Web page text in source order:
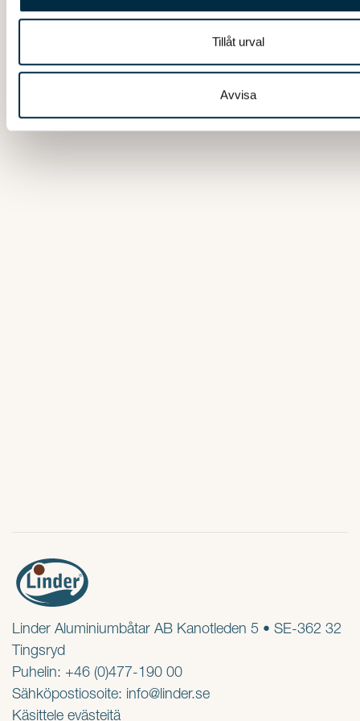
Tillåt urval
Avvisa
Linder Aluminiumbåtar AB Kanotleden 5 • SE-362 32
Tingsryd
Puhelin: +46 (0)477-190 00
Sähköpostiosoite: info@linder.se
Käsittele evästeitä